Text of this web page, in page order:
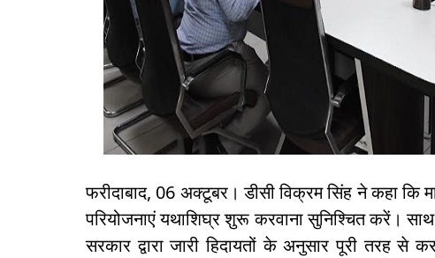
फरीदाबाद, 06 अक्टूबर। डीसी विक्रम सिंह ने कहा
परियोजनाएं यथाशिघ्र शुरू करवाना सुनिश्चित करें।
सरकार द्वारा जारी हिदायतों के अनुसार पूरी तरह